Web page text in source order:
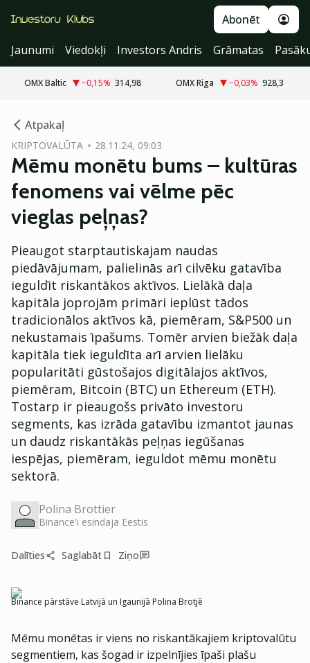
Abonēt
Jaunumi
Viedokļi Investors Andris Grāmatas
OMX Baltic −0,15% 314,98 OMX Riga −0,03% 928,3
Atpakaļ
KRIPTOVALŪTA 28.11.24, 09:03
Mēmu monētu bums – kultūras
fenomens vai vēlme pēc
vieglas peļņas?
Pieaugot starptautiskajam naudas
piedāvājumam, palielinās arī cilvēku gatavība
ieguldīt riskantākos aktīvos. Lielākā daļa
kapitāla joprojām primāri ieplūst tādos
tradicionālos aktīvos kā, piemēram, S&P500 un
nekustamais īpašums. Tomēr arvien biežāk daļa
kapitāla tiek ieguldīta arī arvien lielāku
popularitāti gūstošajos digitālajos aktīvos,
piemēram, Bitcoin (BTC) un Ethereum (ETH).
Tostarp ir pieaugošs privāto investoru
segments, kas izrāda gatavību izmantot jaunas
un daudz riskantākās peļņas iegūšanas
iespējas, piemēram, ieguldot mēmu monētu
sektorā.
Polina Brottier
Binance'i esindaja Eestis
Dalīties Saglabāt Ziņo
Binance pārstāve Latvijā un Igaunijā Polina Brotjē
Mēmu monētas ir viens no riskantākajiem kriptovalūtu
segmentiem, kas šogad ir izpelnījies īpaši plašu